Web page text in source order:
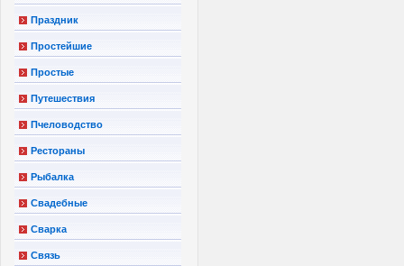
Праздник
Простейшие
Простые
Путешествия
Пчеловодство
Рестораны
Рыбалка
Свадебные
Сварка
Связь